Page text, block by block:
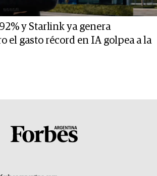
y Starlink ya genera
el gasto récord en IA golpea a la